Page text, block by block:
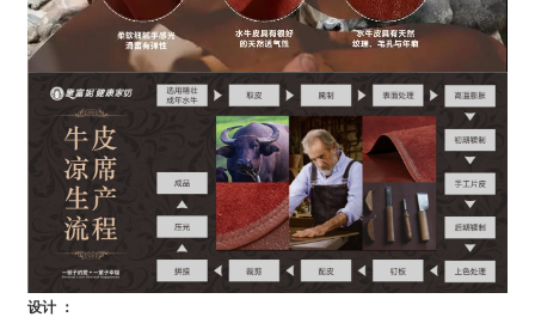
设计 ：